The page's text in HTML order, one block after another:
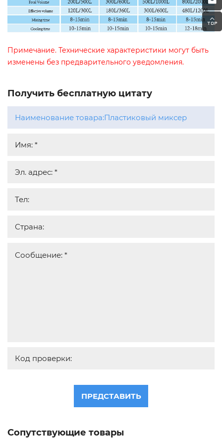
Примечание. Технические характеристики могут быть
изменены без предварительного уведомления.
Получить бесплатную цитату
ПРЕДСТАВИТЬ
Сопутствующие товары